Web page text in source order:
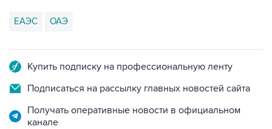
ЕАЭС ОАЭ
Купить подписку на профессиональную ленту
Подписаться на рассылку главных новостей сайта
Получать оперативные новости в официальном
канале